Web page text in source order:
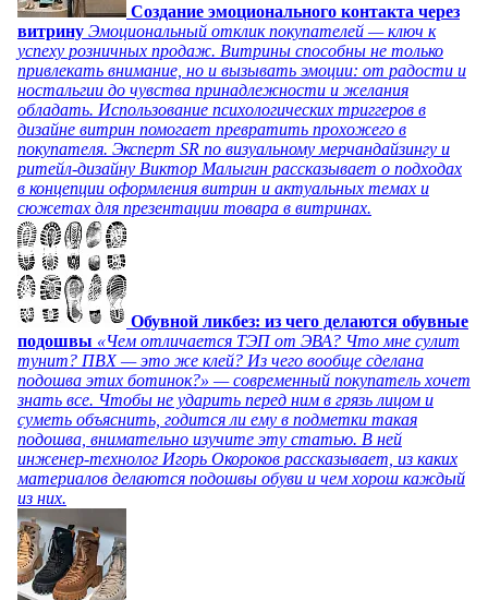
Создание эмоционального контакта через
витрину Эмоциональный отклик покупателей — ключ к
успеху розничных продаж. Витрины способны не только
привлекать внимание, но и вызывать эмоции: от радости и
ностальгии до чувства принадлежности и желания
обладать. Использование психологических триггеров в
дизайне витрин помогает превратить прохожего в
покупателя. Эксперт SR по визуальному мерчандайзингу и
ритейл-дизайну Виктор Малыгин рассказывает о подходах
в концепции оформления витрин и актуальных темах и
сюжетах для презентации товара в витринах.
Обувной ликбез: из чего делаются обувные
подошвы «Чем отличается ТЭП от ЭВА? Что мне сулит
тунит? ПВХ — это же клей? Из чего вообще сделана
подошва этих ботинок?» — современный покупатель хочет
знать все. Чтобы не ударить перед ним в грязь лицом и
суметь объяснить, годится ли ему в подметки такая
подошва, внимательно изучите эту статью. В ней
инженер-технолог Игорь Окороков рассказывает, из каких
материалов делаются подошвы обуви и чем хорош каждый
из них.